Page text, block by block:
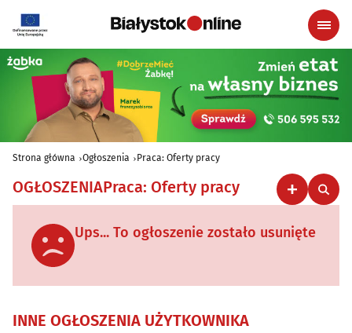
Strona główna Ogłoszenia Praca: Oferty pracy
OGŁOSZENIAPraca: Oferty pracy
Ups... To ogłoszenie zostało usunięte
INNE OGŁOSZENIA UŻYTKOWNIKA